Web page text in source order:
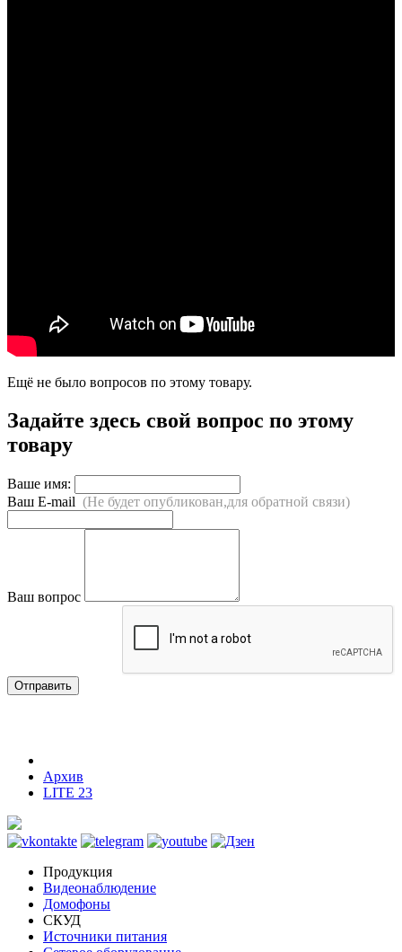
Ещё не было вопросов по этому товару.
Задайте здесь свой вопрос по этому
товару
Ваше имя:
Ваш E-mail (Не будет опубликован,для обратной связи)
Ваш вопрос
Отправить
Архив
LITE 23
Продукция
Видеонаблюдение
Домофоны
СКУД
Источники питания